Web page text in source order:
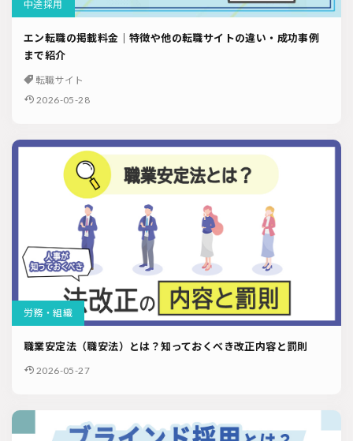
中途採用
エン転職の掲載料金｜特徴や他の転職サイトの違い・成功事例
まで紹介
転職サイト
2026-05-28
労務・組織
職業安定法（職安法）とは？知っておくべき改正内容と罰則
2026-05-27